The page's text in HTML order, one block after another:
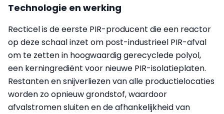
Technologie en werking
Recticel is de eerste PIR-producent die een reactor
op deze schaal inzet om post-industrieel PIR-afval
om te zetten in hoogwaardig gerecyclede polyol,
een kerningrediënt voor nieuwe PIR-isolatieplaten.
Restanten en snijverliezen van alle productielocaties
worden zo opnieuw grondstof, waardoor
afvalstromen sluiten en de afhankelijkheid van